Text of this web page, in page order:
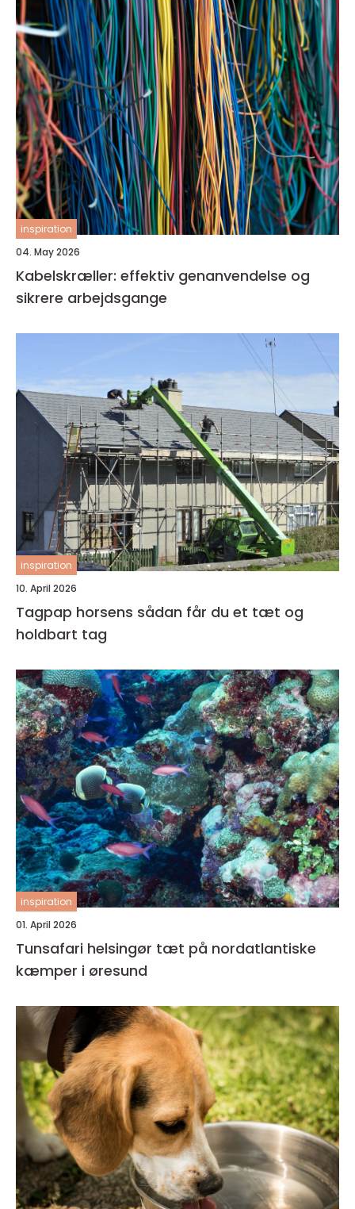
inspiration
04. May 2026
Kabelskræller: effektiv genanvendelse og
sikrere arbejdsgange
inspiration
10. April 2026
Tagpap horsens sådan får du et tæt og
holdbart tag
inspiration
01. April 2026
Tunsafari helsingør tæt på nordatlantiske
kæmper i øresund